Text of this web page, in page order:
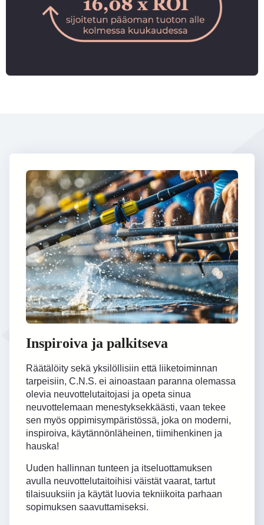
Inspiroiva ja palkitseva
Räätälöity sekä yksilöllisiin että liiketoiminnan
tarpeisiin, C.N.S. ei ainoastaan ​​paranna olemassa
olevia neuvottelutaitojasi ja opeta sinua
neuvottelemaan menestyksekkäästi, vaan tekee
sen myös oppimisympäristössä, joka on moderni,
inspiroiva, käytännönläheinen, tiimihenkinen ja
hauska!
Uuden hallinnan tunteen ja itseluottamuksen
avulla neuvottelutaitoihisi väistät vaarat, tartut
tilaisuuksiin ja käytät luovia tekniikoita parhaan
sopimuksen saavuttamiseksi.